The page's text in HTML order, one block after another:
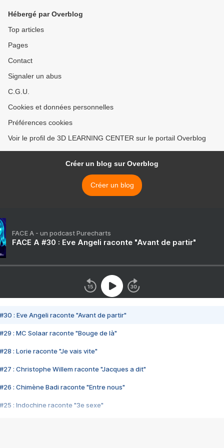
Hébergé par Overblog
Top articles
Pages
Contact
Signaler un abus
C.G.U.
Cookies et données personnelles
Préférences cookies
Voir le profil de 3D LEARNING CENTER sur le portail Overblog
Créer un blog sur Overblog
Créer un blog
FACE A - un podcast Purecharts
FACE A #30 : Eve Angeli raconte "Avant de partir"
#30 : Eve Angeli raconte "Avant de partir"
#29 : MC Solaar raconte "Bouge de là"
#28 : Lorie raconte "Je vais vite"
#27 : Christophe Willem raconte "Jacques a dit"
#26 : Chimène Badi raconte "Entre nous"
#25 : Indochine raconte "3e sexe"